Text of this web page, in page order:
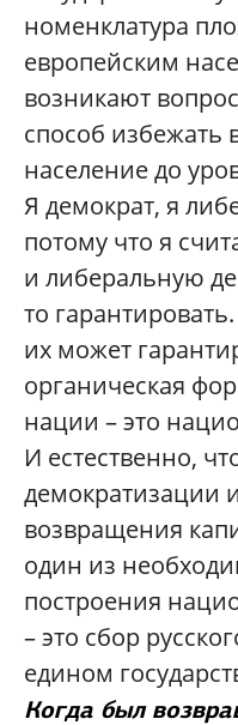
номенклатура
европейским
возникают
способ избежать
население до
Я демократ, я
потому что я
и либеральную
то
их может
органическая
нации – это
И естественно,
демократизации
возвращения
один из
построения
– это сбор
едином
Когда был